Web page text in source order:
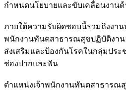
กำหนดนโยบายและขับเคลื่อนงาน
ภายใต้ความรับผิดชอบนี้รวมถึงงา
พนักงานทันตสาธารณสุขปฏิบัติงาน
ส่งเสริมและป้องกันโรคในกลุ่มปร
ช่องปากและฟัน
ตำแหน่งเจ้าพนักงานทันตสาธารณ